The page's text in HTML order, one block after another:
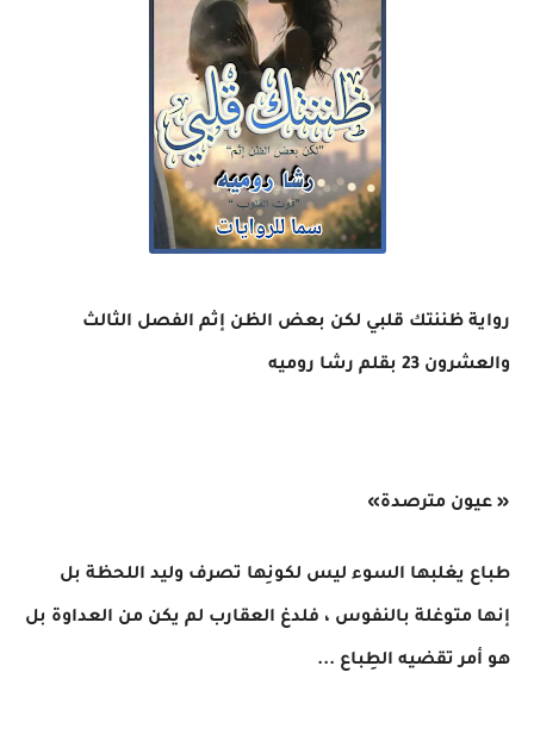
رواية ظننتك قلبي لكن بعض الظن إثم الفصل الثالث
والعشرون 23 بقلم رشا روميه
« عيون مترصدة»
طباع يغلبها السوء ليس لكونِها تصرف وليد اللحظة بل
إنها متوغلة بالنفوس ، فلدغ العقارب لم يكن من العداوة بل
هو أمر تقضيه الطِباع ...